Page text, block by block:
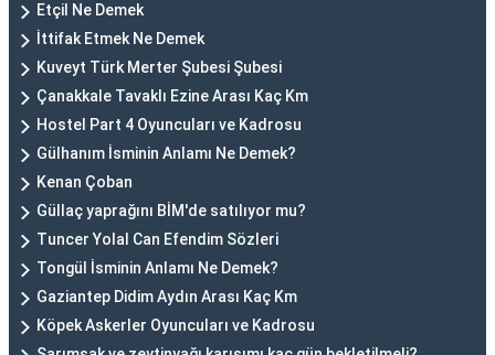
Etçil Ne Demek
İttifak Etmek Ne Demek
Kuveyt Türk Merter Şubesi Şubesi
Çanakkale Tavaklı Ezine Arası Kaç Km
Hostel Part 4 Oyuncuları ve Kadrosu
Gülhanım İsminin Anlamı Ne Demek?
Kenan Çoban
Güllaç yaprağını BİM'de satılıyor mu?
Tuncer Yolal Can Efendim Sözleri
Tongül İsminin Anlamı Ne Demek?
Gaziantep Didim Aydın Arası Kaç Km
Köpek Askerler Oyuncuları ve Kadrosu